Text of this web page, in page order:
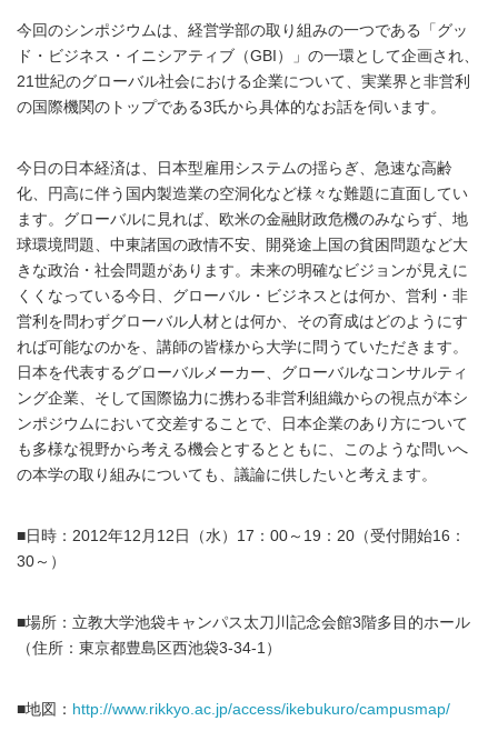
今回のシンポジウムは、経営学部の取り組みの一つである「グッ
ド・ビジネス・イニシアティブ（GBI）」の一環として企画され、
21世紀のグローバル社会における企業について、実業界と非営利
の国際機関のトップである3氏から具体的なお話を伺います。
今日の日本経済は、日本型雇用システムの揺らぎ、急速な高齢
化、円高に伴う国内製造業の空洞化など様々な難題に直面してい
ます。グローバルに見れば、欧米の金融財政危機のみならず、地
球環境問題、中東諸国の政情不安、開発途上国の貧困問題など大
きな政治・社会問題があります。未来の明確なビジョンが見えに
くくなっている今日、グローバル・ビジネスとは何か、営利・非
営利を問わずグローバル人材とは何か、その育成はどのようにす
れば可能なのかを、講師の皆様から大学に問うていただきます。
日本を代表するグローバルメーカー、グローバルなコンサルティ
ング企業、そして国際協力に携わる非営利組織からの視点が本シ
ンポジウムにおいて交差することで、日本企業のあり方について
も多様な視野から考える機会とするとともに、このような問いへ
の本学の取り組みについても、議論に供したいと考えます。
■日時：2012年12月12日（水）17：00～19：20（受付開始16：
30～）
■場所：立教大学池袋キャンパス太刀川記念会館3階多目的ホール
（住所：東京都豊島区西池袋3-34-1）
■地図： http://www.rikkyo.ac.jp/access/ikebukuro/campusmap/